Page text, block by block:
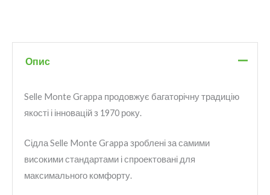
Опис
Selle Monte Grappa продовжує багаторічну традицію
якості і інновацій з 1970 року.
Сідла Selle Monte Grappa зроблені за самими
високими стандартами і спроектовані для
максимального комфорту.